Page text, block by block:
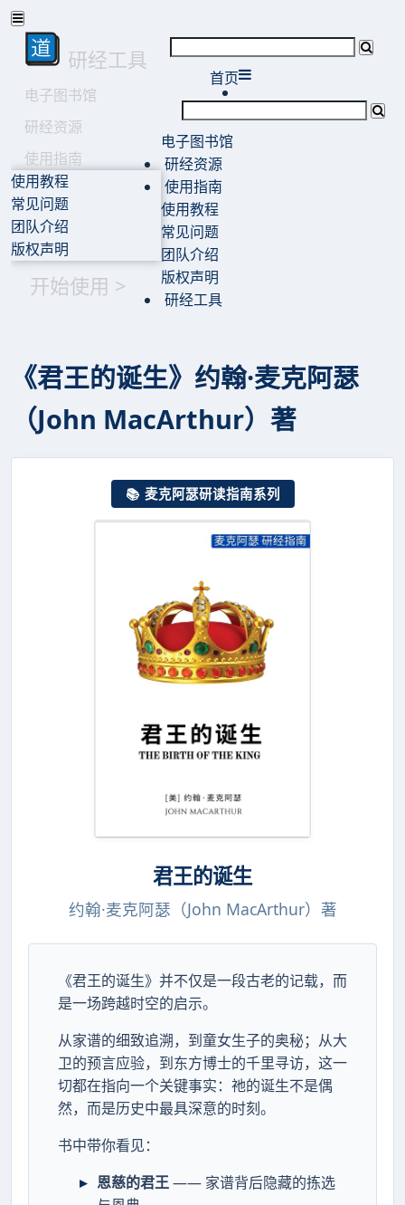
研经工具
电子图书馆
研经资源
使用指南
使用教程
常见问题
团队介绍
版权声明
开始使用 >
首页
电子图书馆
研经资源
使用指南
使用教程
常见问题
团队介绍
版权声明
研经工具
《君王的诞生》约翰·麦克阿瑟
（John MacArthur）著
📚 麦克阿瑟研读指南系列
君王的诞生
约翰·麦克阿瑟（John MacArthur）著
《君王的诞生》并不仅是一段古老的记载，而
是一场跨越时空的启示。
从家谱的细致追溯，到童女生子的奥秘；从大
卫的预言应验，到东方博士的千里寻访，这一
切都在指向一个关键事实：祂的诞生不是偶
然，而是历史中最具深意的时刻。
书中带你看见：
恩慈的君王—— 家谱背后隐藏的拣选